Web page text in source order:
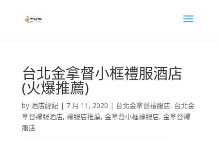
台北金拿督小框禮服酒店
(火爆推薦)
by 酒店經紀| 7 月 11, 2020 | 台北金拿督禮服店, 台北金
拿督禮服酒店, 禮服店推薦, 金拿督小框禮服店, 金拿督禮
服店